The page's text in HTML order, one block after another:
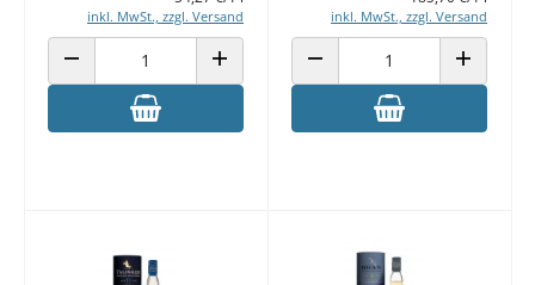
inkl. MwSt., zzgl. Versand
ANZAHL VERRINGERN ANZAHL ERHÖHEN
inkl. MwSt., zzgl. Versand
ANZAHL VERRINGERN ANZAHL